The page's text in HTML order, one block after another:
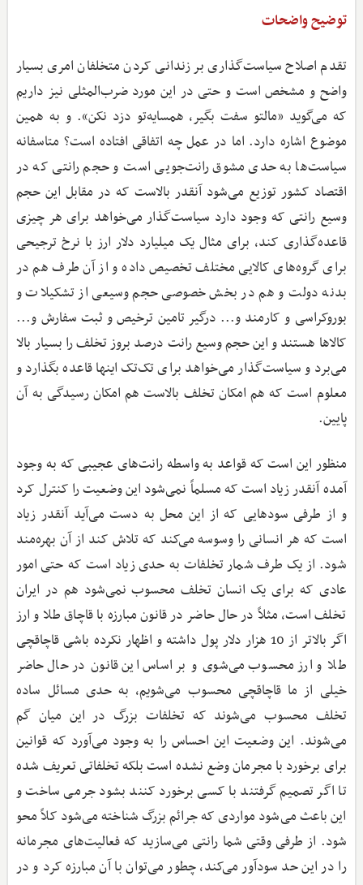
توضیح واضحات
تقدم اصلاح سیاست‌گذاری بر زندانی کردن متخلفان امری بسیار
واضح و مشخص است و حتی در این مورد ضرب‌المثلی نیز داریم
که می‌گوید «مالتو سفت بگیر، همسایه‌تو دزد نکن». و به همین
موضوع اشاره دارد. اما در عمل چه اتفاقی افتاده است؟ متاسفانه
سیاست‌ها به حدی مشوق رانت‌جویی است و حجم رانتی که در
اقتصاد کشور توزیع می‌شود آنقدر بالاست که در مقابل این حجم
وسیع رانتی که وجود دارد سیاست‌گذار می‌خواهد برای هر چیزی
قاعده‌گذاری کند، برای مثال یک میلیارد دلار ارز با نرخ ترجیحی
برای گروه‌های کالایی مختلف تخصیص داده و از آن طرف هم در
بدنه دولت و هم در بخش خصوصی حجم وسیعی از تشکیلات و
بوروکراسی و کارمند و... درگیر تامین ترخیص و ثبت سفارش و...
کالاها هستند و این حجم وسیع رانت درصد بروز تخلف را بسیار بالا
می‌برد و سیاست‌گذار می‌خواهد برای تک‌تک اینها قاعده بگذارد و
معلوم است که هم امکان تخلف بالاست هم امکان رسیدگی به آن
پایین.
منظور این است که قواعد به واسطه رانت‌های عجیبی که به وجود
آمده آنقدر زیاد است که مسلماً نمی‌شود این وضعیت را کنترل کرد
و از طرفی سودهایی که از این محل به دست می‌آید آنقدر زیاد
است که هر انسانی را وسوسه می‌کند که تلاش کند از آن بهره‌مند
شود. از یک طرف شمار تخلفات به حدی زیاد است که حتی امور
عادی که برای یک انسان تخلف محسوب نمی‌شود هم در ایران
تخلف است، مثلاً در حال حاضر در قانون مبارزه با قاچاق طلا و ارز
اگر بالاتر از 10 هزار دلار پول داشته و اظهار نکرده باشی قاچاقچی
طلا و ارز محسوب می‌شوی و بر اساس این قانون در حال حاضر
خیلی از ما قاچاقچی محسوب می‌شویم، به حدی مسائل ساده
تخلف محسوب می‌شوند که تخلفات بزرگ در این میان گم
می‌شوند. این وضعیت این احساس را به وجود می‌آورد که قوانین
برای برخورد با مجرمان وضع نشده است بلکه تخلفاتی تعریف شده
تا اگر تصمیم گرفتند با کسی برخورد کنند بشود جرمی ساخت و
این باعث می‌شود مواردی که جرائم بزرگ شناخته می‌شود کلاً محو
شود. از طرفی وقتی شما رانتی می‌سازید که فعالیت‌های مجرمانه
را در این حد سودآور می‌‌کند، چطور می‌توان با آن مبارزه کرد و در